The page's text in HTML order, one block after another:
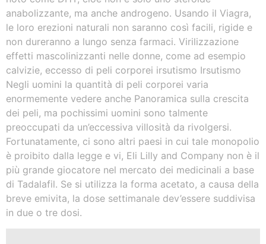
anabolizzante, ma anche androgeno. Usando il Viagra,
le loro erezioni naturali non saranno così facili, rigide e
non dureranno a lungo senza farmaci. Virilizzazione
effetti mascolinizzanti nelle donne, come ad esempio
calvizie, eccesso di peli corporei irsutismo Irsutismo
Negli uomini la quantità di peli corporei varia
enormemente vedere anche Panoramica sulla crescita
dei peli, ma pochissimi uomini sono talmente
preoccupati da un’eccessiva villosità da rivolgersi.
Fortunatamente, ci sono altri paesi in cui tale monopolio
è proibito dalla legge e vi, Eli Lilly and Company non è il
più grande giocatore nel mercato dei medicinali a base
di Tadalafil. Se si utilizza la forma acetato, a causa della
breve emivita, la dose settimanale dev’essere suddivisa
in due o tre dosi.